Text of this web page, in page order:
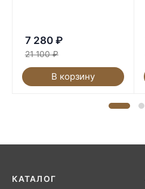
7 280 ₽
21 100 ₽
В корзину
КАТАЛОГ